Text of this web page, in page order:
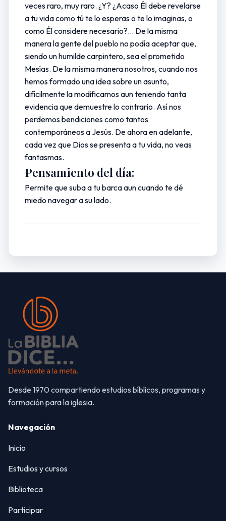
veces raro, muy raro. ¿Y? ¿Acaso Él debe revelarse
a tu vida como tú te lo esperas o te lo imaginas, o
como Él considere necesario?... De la misma
manera la gente del pueblo no podía aceptar que,
siendo un humilde carpintero, sea el prometido
Mesías. De la misma manera nosotros, cuando nos
hemos formado una idea sobre un asunto,
difícilmente la modificamos aun teniendo tanta
evidencia que demuestre lo contrario. Así nos
perdemos bendiciones como tantos
contemporáneos a Jesús. De ahora en adelante,
cada vez que Dios se presenta a tu vida, no veas
fantasmas.
Pensamiento del día:
Permite que suba a tu barca aun cuando te dé
miedo navegar a su lado.
Desde 1970 compartiendo estudios bíblicos, programas y
formación para la iglesia.
Navegación
Inicio
Estudios y cursos
Biblioteca
Participar